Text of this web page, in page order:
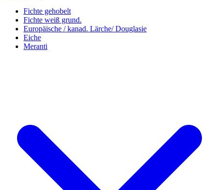
Fichte gehobelt
Fichte weiß grund.
Europäische / kanad. Lärche/ Douglasie
Eiche
Meranti